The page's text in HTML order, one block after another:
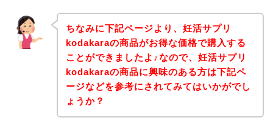
ちなみに下記ページより、妊活サプリ
kodakaraの商品がお得な価格で購入する
ことができましたよ♪なので、妊活サプリ
kodakaraの商品に興味のある方は下記ペ
ージなどを参考にされてみてはいかがでし
ょうか？